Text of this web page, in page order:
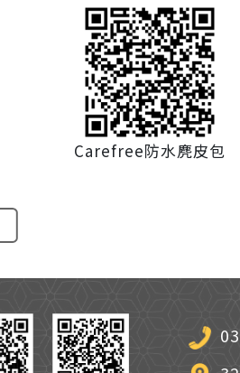
Carefree防水麂皮包